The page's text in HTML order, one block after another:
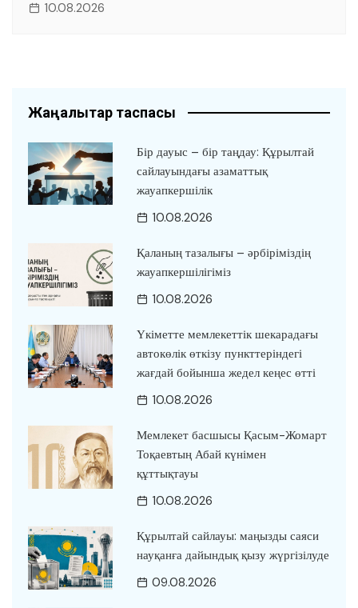
10.08.2026
Жаңалықтар таспасы
Бір дауыс – бір таңдау: Құрылтай
сайлауындағы азаматтық
жауапкершілік
10.08.2026
Қаланың тазалығы – әрбіріміздің
жауапкершілігіміз
10.08.2026
Үкіметте мемлекеттік шекарадағы
автокөлік өткізу пункттеріндегі
жағдай бойынша жедел кеңес өтті
10.08.2026
Мемлекет басшысы Қасым-Жомарт
Тоқаевтың Абай күнімен
құттықтауы
10.08.2026
Құрылтай сайлауы: маңызды саяси
науқанға дайындық қызу жүргізілуде
09.08.2026